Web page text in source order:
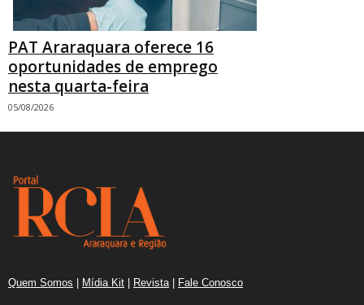
PAT Araraquara oferece 16
oportunidades de emprego
nesta quarta-feira
05/08/2026
Quem Somos | Mídia Kit | Revista | Fale Conosco